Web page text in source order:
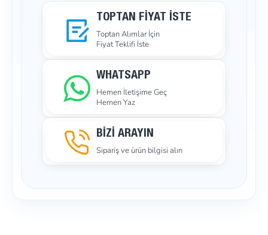
TOPTAN FIYAT İSTE
Toptan Alımlar İçin
Fiyat Teklifi İste
WHATSAPP
Hemen İletişime Geç
Hemen Yaz
BİZİ ARAYIN
Sipariş ve ürün bilgisi alın